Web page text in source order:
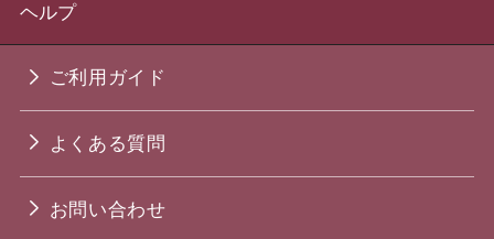
ヘルプ
ご利用ガイド
よくある質問
お問い合わせ